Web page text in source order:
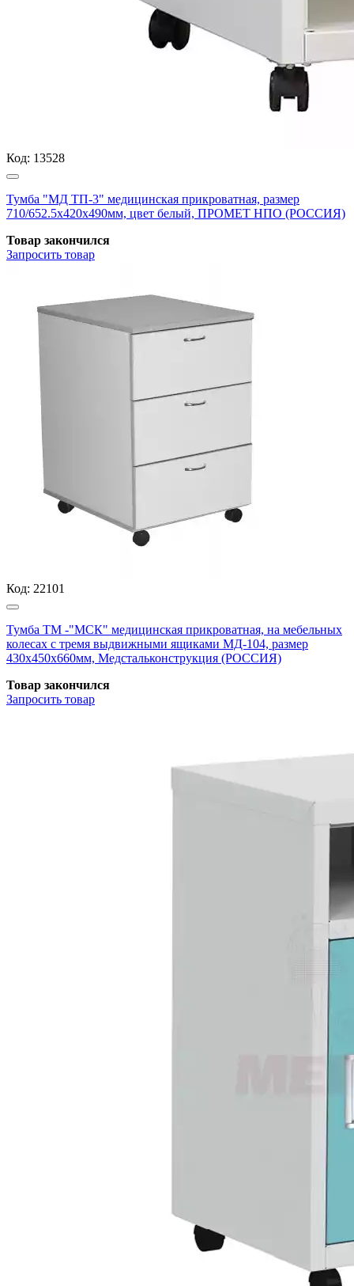
Код: 13528
Тумба "МД ТП-3" медицинская прикроватная, размер
710/652.5x420x490мм, цвет белый, ПРОМЕТ НПО (РОССИЯ)
Товар закончился
Запросить товар
Код: 22101
Тумба ТМ -"МСК" медицинская прикроватная, на мебельных
колесах с тремя выдвижными ящиками МД-104, размер
430х450х660мм, Медстальконструкция (РОССИЯ)
Товар закончился
Запросить товар